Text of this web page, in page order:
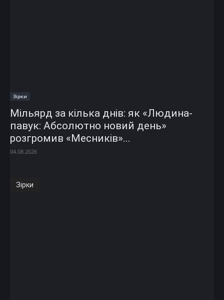
Зірки
Мільярд за кілька днів: як «Людина-
павук: Абсолютно новий день»
розгромив «Месників»...
04.08.2026
Зірки